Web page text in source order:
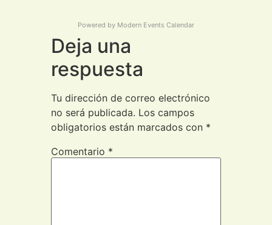
Powered by Modern Events Calendar
Deja una
respuesta
Tu dirección de correo electrónico
no será publicada. Los campos
obligatorios están marcados con *
Comentario *